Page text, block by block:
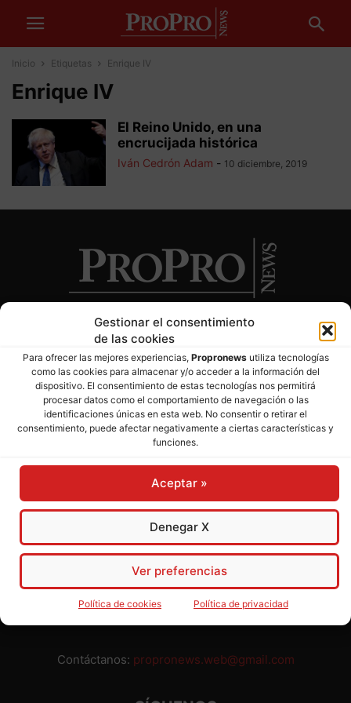
Gestionar el consentimiento
de las cookies
Para ofrecer las mejores experiencias, Propronewsutiliza tecnologías
como las cookies para almacenar y/o acceder a la información del
dispositivo. El consentimiento de estas tecnologías nos permitirá
procesar datos como el comportamiento de navegación o las
identificaciones únicas en esta web. No consentir o retirar el
consentimiento, puede afectar negativamente a ciertas características y
funciones.
Aceptar »
Denegar X
Ver preferencias
Política de cookies Política de privacidad
Inicio Etiquetas Enrique IV
Enrique IV
El Reino Unido, en una
encrucijada histórica
Iván Cedrón Adam - 10 diciembre, 2019
SOBRE NOSOTROS
Director: José Mª Pagador- Subdirectora: Rosa Puch
José María Pagador Otero - Wikipedia
Para preservar nuestra independencia,
admite publicidad ni subvenciones o ayudas públicas o
privadas. Ninguno de nuestros directivos, redactores y
colaboradores percibe remuneración alguna. Realizamos
nuestro trabajo por amor al periodismo, a la verdad y a la
libertad y en solidaridad con la ciudadanía.
Usted puede colaborar con nosotros divulgando nuestro
periódico, compartiendo nuestros contenidos, sugiriendo temas
y comunicándonos cualquier injusticia o asunto de interés.
Contáctanos: propronews.web@gmail.com